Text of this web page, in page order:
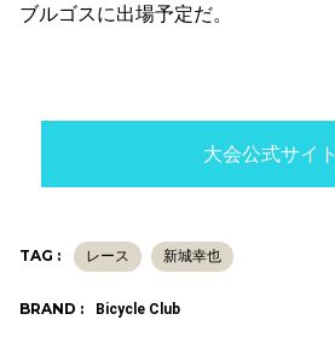
ブルゴスに出場予定だ。
大会公式サイト
TAG : レース 新城幸也
BRAND : Bicycle Club